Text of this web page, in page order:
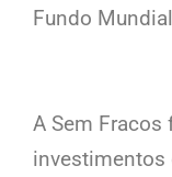
Fundo
A Sem Fracos
investimentos